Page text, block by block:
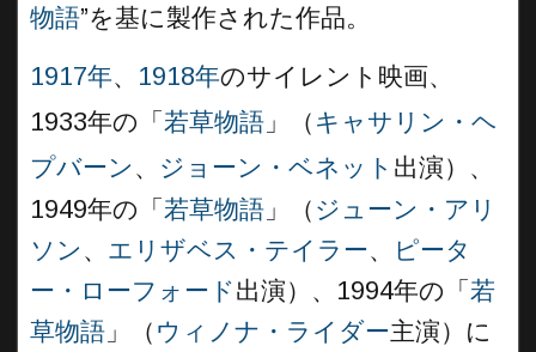
物語”を基に製作された作品。
1917年、 1918年のサイレント映画、
1933年の「 若草物語 」（ キャサリン・ヘ
プバーン 、 ジョーン・ベネット 出演）、
1949年の「 若草物語 」（ ジューン・アリ
ソン 、 エリザベス・テイラー、
ピータ
ー・ローフォード出演）、1994年の「 若
草物語 」（ ウィノナ・ライダー主演）に